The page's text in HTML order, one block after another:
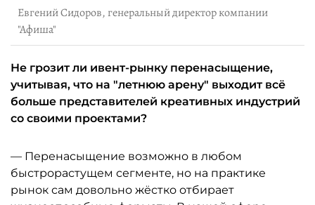
Евгений Сидоров, генеральный директор компании
"Афиша"
Не грозит ли ивент-рынку перенасыщение,
учитывая, что на "летнюю арену" выходит всё
больше представителей креативных индустрий
со своими проектами?
— Перенасыщение возможно в любом
быстрорастущем сегменте, но на практике
рынок сам довольно жёстко отбирает